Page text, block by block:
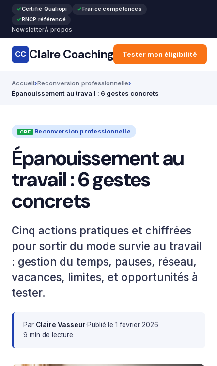
Certifié Qualiopi
France compétences
RNCP référencé
NewsletterÀ propos
CC Claire Coaching Accueil Articles
Tester mon éligibilité
Accueil Reconversion professionnelle
Épanouissement au travail : 6 gestes concrets
Reconversion professionnelle
Épanouissement au
travail : 6 gestes
concrets
Cinq actions pratiques et chiffrées
pour sortir du mode survie au travail
: gestion du temps, pauses, réseau,
vacances, limites, et opportunités à
tester.
Par Claire Vasseur·Publié le 1 février 2026·
9 min de lecture